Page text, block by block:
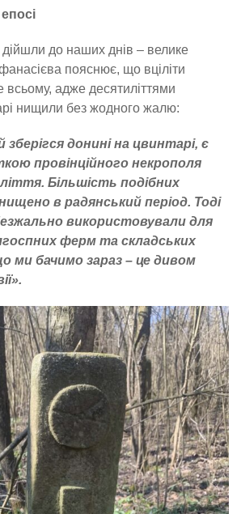
дійшли до наших днів – велике
пояснює, що вціліти
всьому, адже десятиліттями
нищили без жодного жалю:
зберігся донині на цвинтарі, є
провінційного некрополя
Більшість подібних
в радянський період. Тоді
використовували для
ферм та складських
ми бачимо зараз – це дивом